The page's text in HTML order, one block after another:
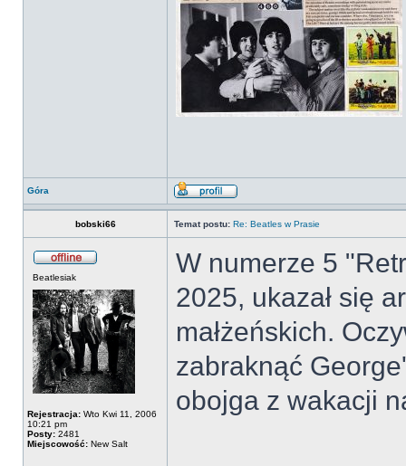
Góra
bobski66 Temat postu: Re: Beatles w Prasie
Beatlesiak
Rejestracja: Wto Kwi 11, 2006
10:21 pm
Posty: 2481
Miejscowość: New Salt
W numerze 5
2025, ukazał się
małżeńskich.
zabraknąć
obojga z wakacji